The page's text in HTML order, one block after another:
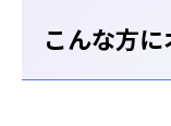
こんな方に